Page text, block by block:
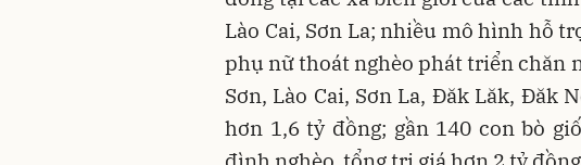
Lào Cai, Sơn La; nhiều mô hình hỗ
phụ nữ thoát nghèo phát triển chăn
Sơn, Lào Cai, Sơn La, Đăk Lăk, Đăk
hơn 1,6 tỷ đồng; gần 140 con bò